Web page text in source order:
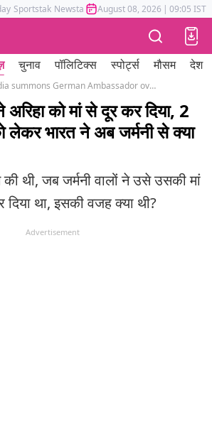
Sportstak Newstak Mumbai Tak Astrotak
August 08, 2026 | 09:05 IST
चुनाव पॉलिटिक्स स्पोर्ट्स मौसम देश
India summons German Ambassador over Baby girl Ariha Shah return to country Arindam Bagchi
को मां से दूर कर दिया, 2
लेकर भारत ने अब जर्मनी से क्या
की थी, जब जर्मनी वालों ने उसे उसकी मां
था, इसकी वजह क्या थी?
Advertisement